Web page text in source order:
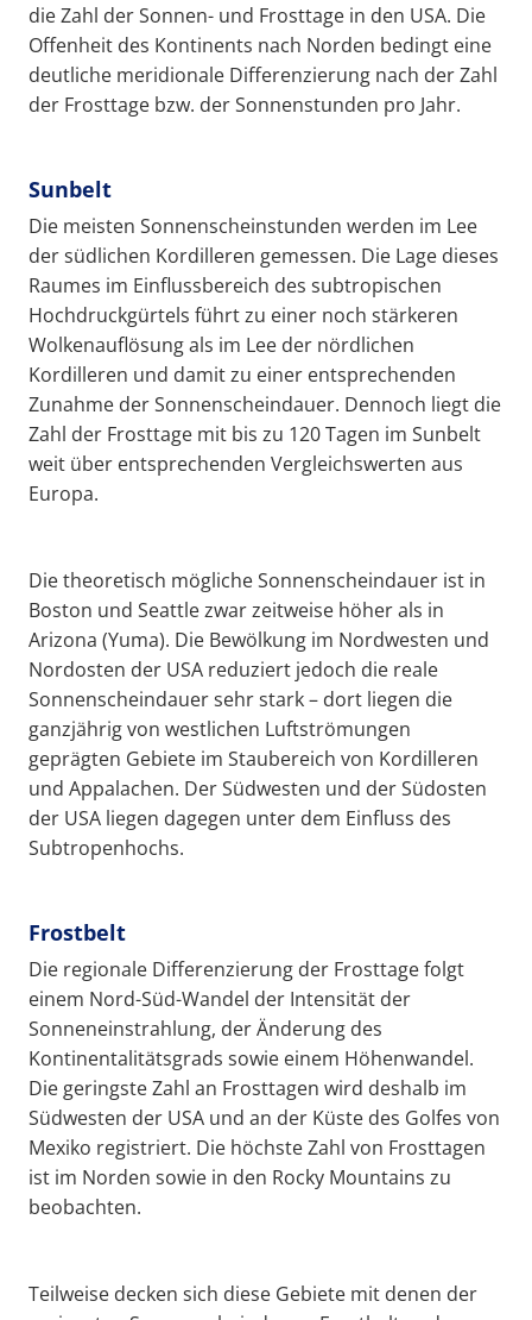
die Zahl der Sonnen- und Frosttage in den USA. Die
Offenheit des Kontinents nach Norden bedingt eine
deutliche meridionale Differenzierung nach der Zahl
der Frosttage bzw. der Sonnenstunden pro Jahr.
Sunbelt
Die meisten Sonnenscheinstunden werden im Lee
der südlichen Kordilleren gemessen. Die Lage dieses
Raumes im Einflussbereich des subtropischen
Hochdruckgürtels führt zu einer noch stärkeren
Wolkenauflösung als im Lee der nördlichen
Kordilleren und damit zu einer entsprechenden
Zunahme der Sonnenscheindauer. Dennoch liegt die
Zahl der Frosttage mit bis zu 120 Tagen im Sunbelt
weit über entsprechenden Vergleichswerten aus
Europa.
Die theoretisch mögliche Sonnenscheindauer ist in
Boston und Seattle zwar zeitweise höher als in
Arizona (Yuma). Die Bewölkung im Nordwesten und
Nordosten der USA reduziert jedoch die reale
Sonnenscheindauer sehr stark – dort liegen die
ganzjährig von westlichen Luftströmungen
geprägten Gebiete im Staubereich von Kordilleren
und Appalachen. Der Südwesten und der Südosten
der USA liegen dagegen unter dem Einfluss des
Subtropenhochs.
Frostbelt
Die regionale Differenzierung der Frosttage folgt
einem Nord-Süd-Wandel der Intensität der
Sonneneinstrahlung, der Änderung des
Kontinentalitätsgrads sowie einem Höhenwandel.
Die geringste Zahl an Frosttagen wird deshalb im
Südwesten der USA und an der Küste des Golfes von
Mexiko registriert. Die höchste Zahl von Frosttagen
ist im Norden sowie in den Rocky Mountains zu
beobachten.
Teilweise decken sich diese Gebiete mit denen der